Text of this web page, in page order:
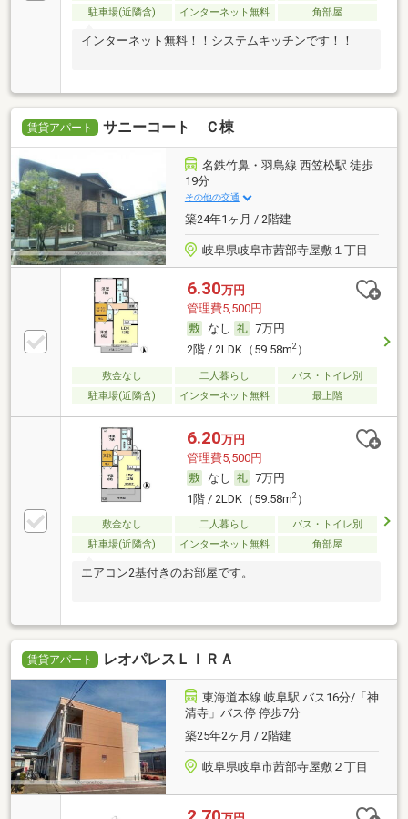
駐車場(近隣含)
インターネット無料 角部屋
インターネット無料！！システムキッチンです！！
賃貸アパート サニーコート Ｃ棟
名鉄竹鼻・羽島線 西笠松駅 徒歩
19分
その他の交通
築24年1ヶ月 / 2階建
岐阜県岐阜市茜部寺屋敷１丁目
6.30万円
管理費5,500円
なし
7万円
2階 / 2LDK（59.58m2）
敷金なし 二人暮らし
バス・トイレ別
駐車場(近隣含)
インターネット無料 最上階
6.20万円
管理費5,500円
なし
7万円
1階 / 2LDK（59.58m2）
敷金なし 二人暮らし
バス・トイレ別
駐車場(近隣含)
インターネット無料 角部屋
エアコン2基付きのお部屋です。
賃貸アパート レオパレスＬＩＲＡ
東海道本線 岐阜駅 バス16分/「神
清寺」バス停 停歩7分
築25年2ヶ月 / 2階建
岐阜県岐阜市茜部寺屋敷２丁目